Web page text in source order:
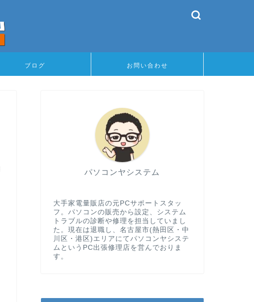
ブログ お問い合わせ
パソコンヤシステム
大手家電量販店の元PCサポートスタッ
フ。パソコンの販売から設定、システム
トラブルの診断や修理を担当していまし
た。現在は退職し、名古屋市(熱田区・中
川区・港区)エリアにてパソコンヤシステ
ムというPC出張修理店を営んでおりま
す。